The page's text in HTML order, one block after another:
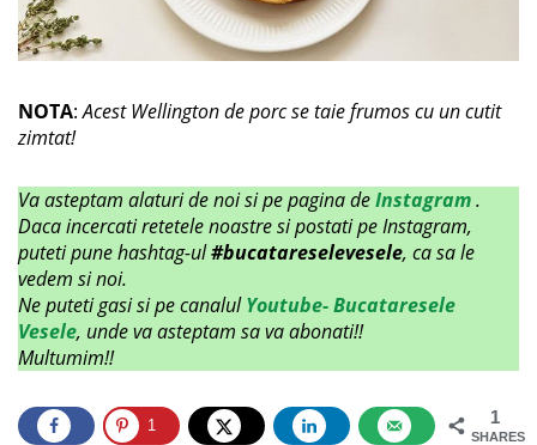
NOTA:Acest Wellington de porc se taie frumos cu un cutit
zimtat!
Va asteptam alaturi de noi si pe pagina deInstagram.
Daca incercati retetele noastre si postati pe Instagram,
puteti pune hashtag-ul#bucatareselevesele, ca sa le
vedem si noi.
Ne puteti gasi si pe canalulYoutube- Bucataresele
Vesele, unde va asteptam sa va abonati!!
Multumim!!
1
SHARES
1